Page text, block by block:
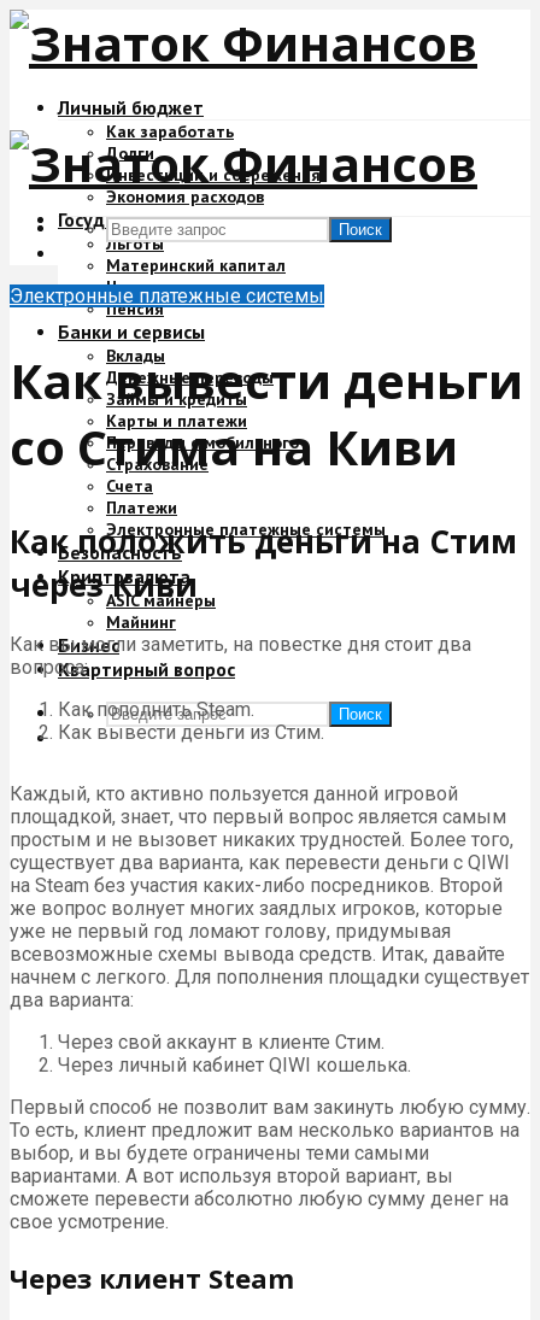
Личный бюджет
Как заработать
Долги
Инвестиции и сбережения
Экономия расходов
Государство и деньги
Льготы
Материнский капитал
Налоги
Пенсия
Банки и сервисы
Вклады
Денежные переводы
Займы и кредиты
Карты и платежи
Переводы с мобильного
Страхование
Счета
Платежи
Электронные платежные системы
Безопасность
Криптовалюта
ASIC майнеры
Майнинг
Бизнес
Квартирный вопрос
Поиск
Поиск
Электронные платежные системы
Как вывести деньги
со Стима на Киви
Как положить деньги на Стим
через Киви
Как вы могли заметить, на повестке дня стоит два
вопроса:
Как пополнить Steam.
Как вывести деньги из Стим.
Каждый, кто активно пользуется данной игровой
площадкой, знает, что первый вопрос является самым
простым и не вызовет никаких трудностей. Более того,
существует два варианта, как перевести деньги с QIWI
на Steam без участия каких-либо посредников. Второй
же вопрос волнует многих заядлых игроков, которые
уже не первый год ломают голову, придумывая
всевозможные схемы вывода средств. Итак, давайте
начнем с легкого. Для пополнения площадки существует
два варианта:
Через свой аккаунт в клиенте Стим.
Через личный кабинет QIWI кошелька.
Первый способ не позволит вам закинуть любую сумму.
То есть, клиент предложит вам несколько вариантов на
выбор, и вы будете ограничены теми самыми
вариантами. А вот используя второй вариант, вы
сможете перевести абсолютно любую сумму денег на
свое усмотрение.
Через клиент Steam